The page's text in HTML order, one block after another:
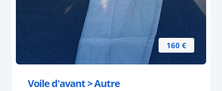
160 €
Voile d'avant > Autre